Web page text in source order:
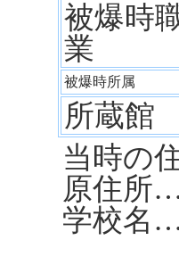
被爆時
業
被爆時所属
所蔵館
当時の
原住
学校